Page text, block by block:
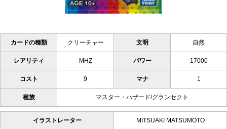
カードの種類 クリーチャー 文明 自然
レアリティ MHZ パワー 17000
コスト 9 マナ 1
種族 マスター・ハザード/グランセクト
イラストレーター MITSUAKI MATSUMOTO